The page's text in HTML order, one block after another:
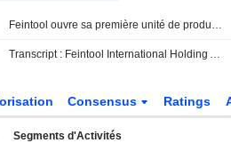
Feintool ouvre sa première unité de production en Inde
Transcript : Feintool International Holding AG, 2025 Earnings Call, Feb 26, 2026
Consensus Ratings
Segments d'Activités